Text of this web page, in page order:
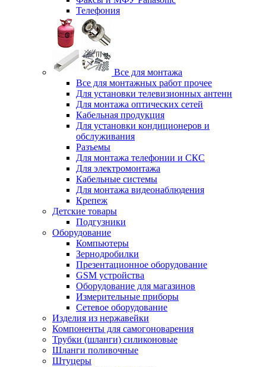
Телефония
Все для монтажа
Все для монтажных работ прочее
Для установки телевизионных антенн
Для монтажа оптических сетей
Кабельная продукция
Для установки кондиционеров и
обслуживания
Разъемы
Для монтажа телефонии и СКС
Для электромонтажа
Кабельные системы
Для монтажа видеонаблюдения
Крепеж
Детские товары
Подгузники
Оборудование
Компьютеры
Зернодробилки
Презентационное оборудование
GSM устройства
Оборудование для магазинов
Измерительные приборы
Сетевое оборудование
Изделия из нержавейки
Компоненты для самогоноварения
Трубки (шланги) силиконовые
Шланги поливочные
Штуцеры